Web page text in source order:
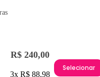
R$ 240,00
3x R$ 88,98
Selecionar